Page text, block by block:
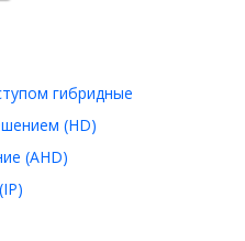
гибридные
(HD)
(AHD)